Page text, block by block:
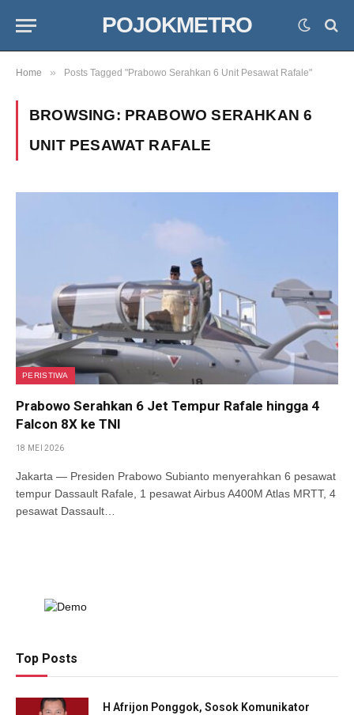
POJOKMETRO
Home » Posts Tagged "Prabowo Serahkan 6 Unit Pesawat Rafale"
BROWSING: PRABOWO SERAHKAN 6
UNIT PESAWAT RAFALE
PERISTIWA
Prabowo Serahkan 6 Jet Tempur Rafale hingga 4
Falcon 8X ke TNI
18 MEI 2026
Jakarta — Presiden Prabowo Subianto menyerahkan 6 pesawat
tempur Dassault Rafale, 1 pesawat Airbus A400M Atlas MRTT, 4
pesawat Dassault…
Top Posts
H Afrijon Ponggok, Sosok Komunikator